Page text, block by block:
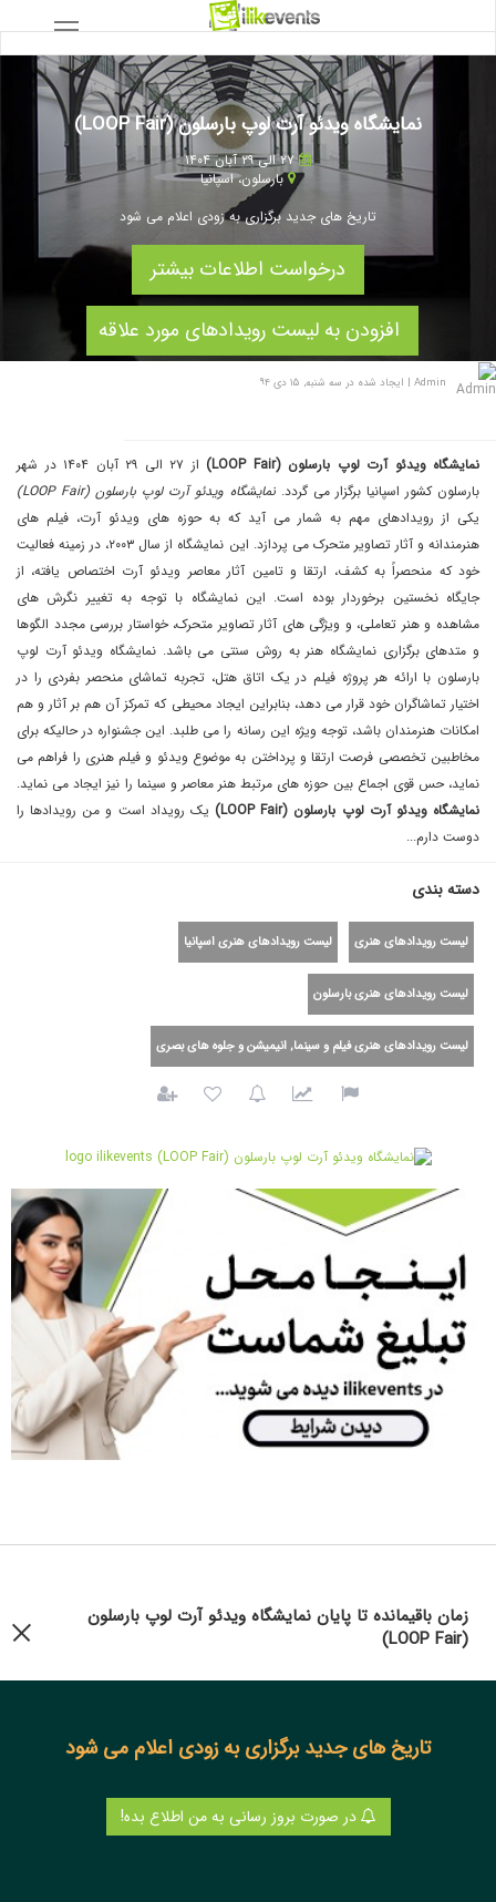
نمایشگاه ویدئو آرت لوپ بارسلون (LOOP Fair)
۲۷ الی ۲۹ آبان ۱۴۰۴
بارسلون،اسپانیا
تاریخ های جدید برگزاری به زودی اعلام می شود
درخواست اطلاعات بیشتر
افزودن به لیست رویدادهای مورد علاقه
Admin
| ایجاد شده در سه شنبه, ۱۵ دی ۹۴
نمایشگاه ویدئو آرت لوپ بارسلون (LOOP Fair)
از ۲۷ الی ۲۹ آبان ۱۴۰۴ در شهر
بارسلون کشور اسپانیا برگزار می گردد.نمایشگاه ویدئو آرت لوپ بارسلون (LOOP Fair)
یکی از رویدادهای مهم به شمار می آید که به حوزه های ویدئو آرت، فیلم های
هنرمندانه و آثار تصاویر متحرک می پردازد. این نمایشگاه از سال ٢٠٠٣، در زمینه فعالیت
خود که منحصراً به کشف، ارتقا و تامین آثار معاصر ویدئو آرت اختصاص یافته، از
جایگاه نخستین برخوردار بوده است. این نمایشگاه با توجه به تغییر نگرش های
مشاهده و هنر تعاملی، و ویژگی های آثار تصاویر متحرک، خواستار بررسی مجدد الگوها
و متدهای برگزاری نمایشگاه هنر به روش سنتی می باشد. نمایشگاه ویدئو آرت لوپ
بارسلون با ارائه هر پروژه فیلم در یک اتاق هتل، تجربه تماشای منحصر بفردی را در
اختیار تماشاگران خود قرار می دهد، بنابراین ایجاد محیطی که تمرکز آن هم بر آثار و هم
امکانات هنرمندان باشد، توجه ویژه این رسانه را می طلبد. این جشنواره در حالیکه برای
مخاطبین تخصصی فرصت ارتقا و پرداختن به موضوع ویدئو و فیلم هنری را فراهم می
نماید، حس قوی اجماع بین حوزه های مرتبط هنر معاصر و سینما را نیز ایجاد می نماید.
نمایشگاه ویدئو آرت لوپ بارسلون (LOOP Fair)
یک رویداد است و من رویداد‌ها را
دوست دارم...
دسته بندی
لیست رویدادهای هنری لیست رویدادهای هنری اسپانیا
لیست رویدادهای هنری بارسلون
لیست رویدادهای هنری فیلم و سینما, انیمیشن و جلوه های بصری
زمان باقیمانده تا پایان نمایشگاه ویدئو آرت لوپ بارسلون
(LOOP Fair)
تاریخ های جدید برگزاری به زودی اعلام می شود
در صورت بروز رسانی به من اطلاع بده!